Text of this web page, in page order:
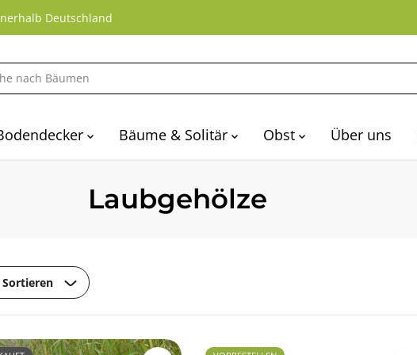
Deutschland
Bäume & Solitär Obst Über uns
Laubgehölze
Sortieren